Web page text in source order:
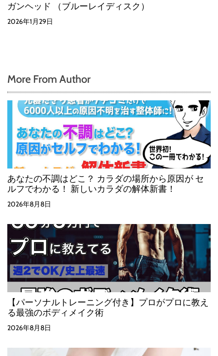
ガンヘッド （ブルーレイディスク）
2026年1月29日
More From Author
あなたの不調はどこ？ カラダの場所から原因が セ
ルフでわかる！ 新しいカラダの解体新書！
2026年8月8日
【パーソナルトレーニング付き】プロがプロに教え
る最強のボディメイク術
2026年8月8日